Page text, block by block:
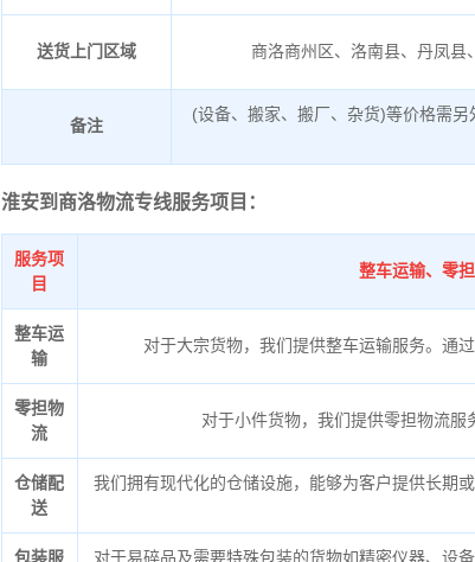
送货上门区域 商洛商州区、洛南县、丹凤
备注
(设备、搬家、搬厂、杂货)等价格需
淮安到商洛物流专线服务项目：
服务项
目
整车运输、零
整车运
输
对于大宗货物，我们提供整车运输服务。通
零担物
流
对于小件货物，我们提供零担物流服
仓储配
送
我们拥有现代化的仓储设施，能够为客户提供长期
包装服
对于易碎品及需要特殊包装的货物如精密仪器、设